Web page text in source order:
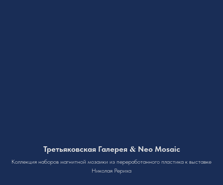
Третьяковская Галерея & Neo Mosaic
Коллекция наборов магнитной мозаики из переработанного пластика к выставке
Николая Рериха